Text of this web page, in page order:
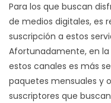
Para los que buscan
de medios digitales, es
suscripción a estos
Afortunadamente, en
estos canales es más
paquetes mensuales y
suscriptores que